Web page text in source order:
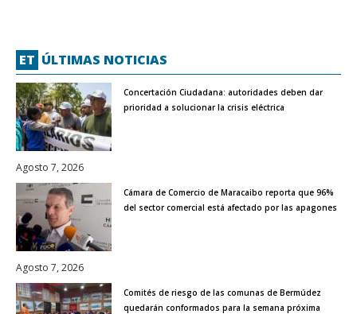
ET ÚLTIMAS NOTICIAS
Concertación Ciudadana: autoridades deben dar
prioridad a solucionar la crisis eléctrica
Agosto 7, 2026
Cámara de Comercio de Maracaibo reporta que 96%
del sector comercial está afectado por las apagones
Agosto 7, 2026
Comités de riesgo de las comunas de Bermúdez
quedarán conformados para la semana próxima